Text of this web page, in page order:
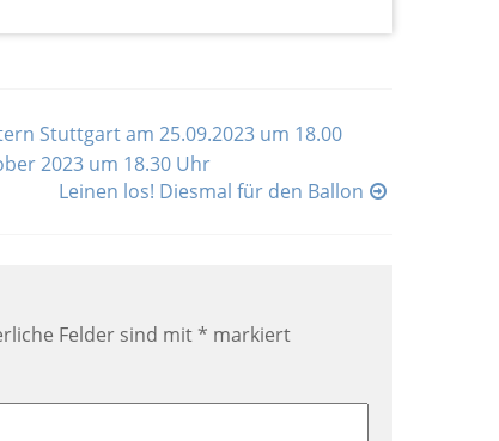
Stuttgart am 25.09.2023 um 18.00
2023 um 18.30 Uhr
Leinen los! Diesmal für den Ballon
Felder sind mit * markiert